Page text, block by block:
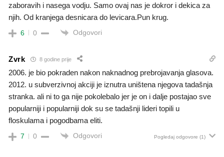
zaboravih i nasega vodju. Samo ovaj nas je dokror i dekica za
njih. Od kranjega desnicara do levicara.Pun krug.
6 0 Odgovori
Zvrk 8 godine prije
2006. je bio pokraden nakon naknadnog prebrojavanja glasova.
2012. u subverzivnoj akciji je iznutra uništena njegova tadašnja
stranka. ali ni to ga nije pokolebalo jer je on i dalje postajao sve
popularniji i popularniji dok su se tadašnji lideri topili u
floskulama i pogodbama eliti.
7 0 Odgovori Pogledaj odgovore (1)